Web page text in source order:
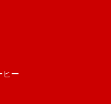
ヒー